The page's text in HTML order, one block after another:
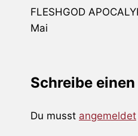
FLESHGOD
Mai
Schreibe
Du musst angemeldet